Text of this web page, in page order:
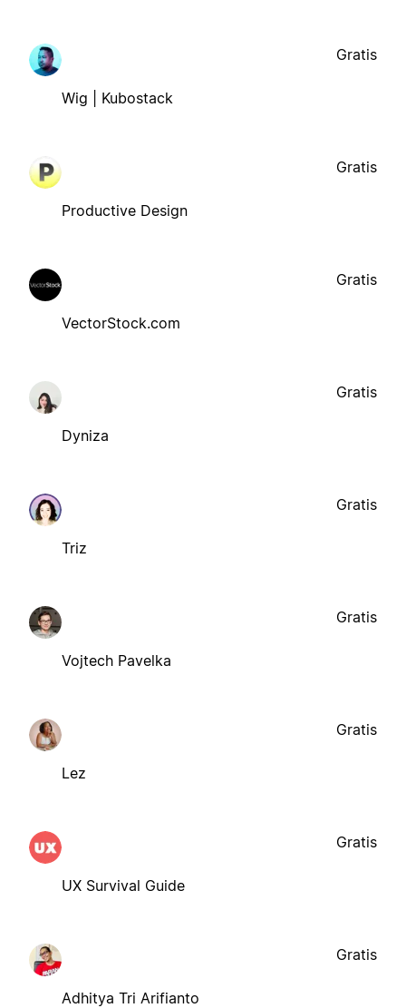
Wig | Kubostack
Gratis
Productive Design
Gratis
VectorStock.com
Gratis
Dyniza
Gratis
Triz
Gratis
Vojtech Pavelka
Gratis
Lez
Gratis
UX Survival Guide
Gratis
Adhitya Tri Arifianto
Gratis